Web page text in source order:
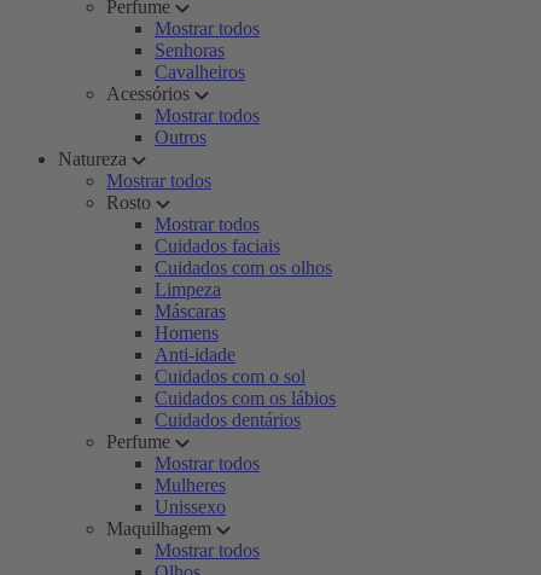
Perfume
Mostrar todos
Senhoras
Cavalheiros
Acessórios
Mostrar todos
Outros
Natureza
Mostrar todos
Rosto
Mostrar todos
Cuidados faciais
Cuidados com os olhos
Limpeza
Máscaras
Homens
Anti-idade
Cuidados com o sol
Cuidados com os lábios
Cuidados dentários
Perfume
Mostrar todos
Mulheres
Unissexo
Maquilhagem
Mostrar todos